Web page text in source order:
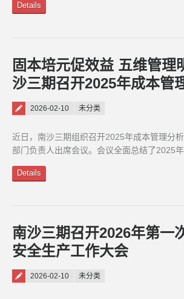
Details
固本培元促效益 五维管理
沙三期召开2025年成本管
Posted on
2026-02-10 未分类
近日，南沙三期组织召开2025年成本管理分
部门负责人出席会议。会议全面总结了2025
Details
南沙三期召开2026年第一
安全生产工作大会
Posted on
2026-02-10 未分类